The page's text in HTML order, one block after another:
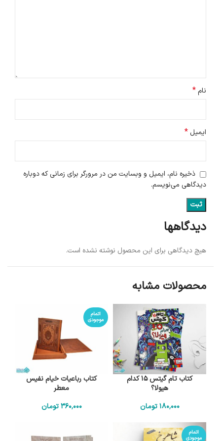
دیدگاهها
هیچ دیدگاهی برای این محصول نوشته نشده است.
نام*
ایمیل*
ذخیره نام، ایمیل و وبسایت من در مرورگر برای زمانی که دوباره
دیدگاهی می‌نویسم.
محصولات مشابه
کتاب تام گیتس 15 کدام
هیولا؟
180٬000 تومان
اتمام
موجودی
کتاب رباعیات خیام نفیس
معطر
360٬000 تومان
اتمام
موجودی